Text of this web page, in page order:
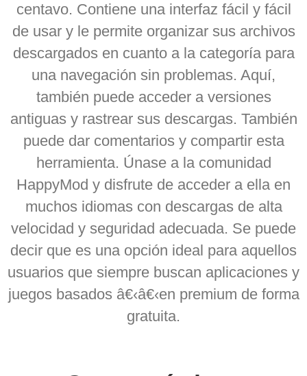
centavo. Contiene una interfaz fácil y fácil
de usar y le permite organizar sus archivos
descargados en cuanto a la categoría para
una navegación sin problemas. Aquí,
también puede acceder a versiones
antiguas y rastrear sus descargas. También
puede dar comentarios y compartir esta
herramienta. Únase a la comunidad
HappyMod y disfrute de acceder a ella en
muchos idiomas con descargas de alta
velocidad y seguridad adecuada. Se puede
decir que es una opción ideal para aquellos
usuarios que siempre buscan aplicaciones y
juegos basados â€‹â€‹en premium de forma
gratuita.